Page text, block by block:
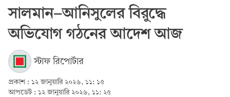
সালমান-আনিসুলের বিরুদ্ধে
অভিযোগ গঠনের আদেশ আজ
স্টাফ রিপোর্টার
প্রকাশ : ১২ জানুয়ারি ২০২৬, ১১: ১৫
আপডেট : ১২ জানুয়ারি ২০২৬, ১১: ২৫